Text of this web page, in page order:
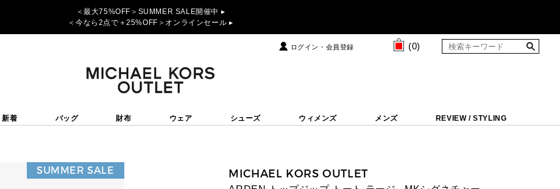
＜最大75%OFF＞SUMMER SALE開催中 ▸
＜今なら2点で＋25%OFF＞オンラインセール ▸
ログイン・会員登録 (0)
新着 バッグ 財布 ウェア シューズ ウィメンズ メンズ REVIEW / STYLING
SUMMER SALE MICHAEL KORS OUTLET